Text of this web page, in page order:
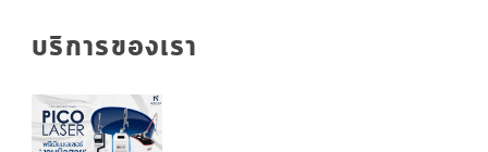
บริการของเรา